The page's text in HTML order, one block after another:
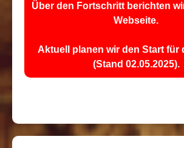
Über den Fortschritt berichten
Webseite.
Aktuell planen wir den Start für
(Stand 02.05.2025).